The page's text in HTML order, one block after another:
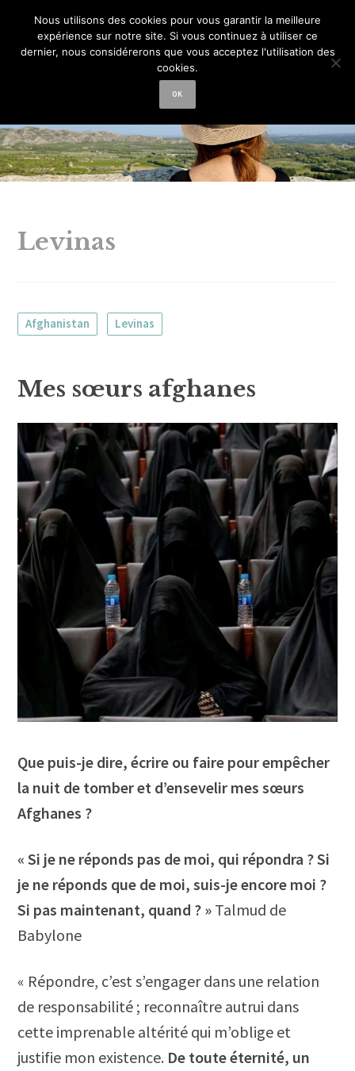
La femme aux
semelles de vent
Levinas
Afghanistan Levinas
Mes sœurs afghanes
Que puis-je dire, écrire ou faire pour empêcher
la nuit de tomber et d’ensevelir mes sœurs
Afghanes ?
« Si je ne réponds pas de moi, qui répondra ? Si
je ne réponds que de moi, suis-je encore moi ?
Si pas maintenant, quand ? » Talmud de
Babylone
« Répondre, c’est s’engager dans une relation
de responsabilité ; reconnaître autrui dans
cette imprenable altérité qui m’oblige et
justifie mon existence. De toute éternité, un
Nous utilisons des cookies pour vous garantir la meilleure
expérience sur notre site. Si vous continuez à utiliser ce
dernier, nous considérerons que vous acceptez l'utilisation des
cookies.
OK